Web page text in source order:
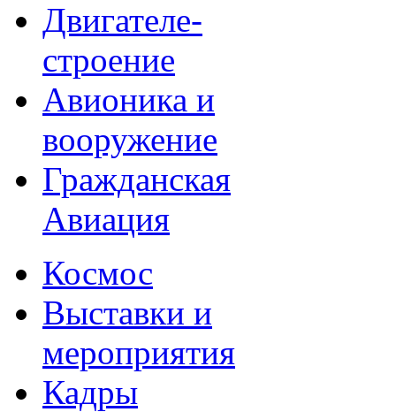
Двигателе-
строение
Авионика и
вооружение
Гражданская
Авиация
Космос
Выставки и
мероприятия
Кадры